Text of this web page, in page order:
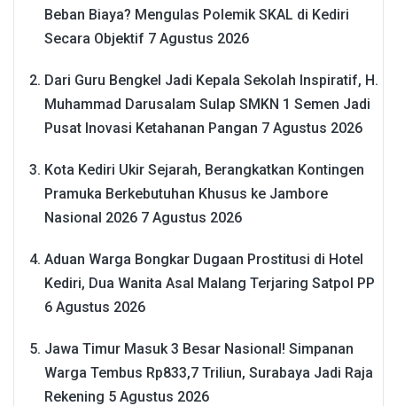
Beban Biaya? Mengulas Polemik SKAL di Kediri
Secara Objektif 7 Agustus 2026
Dari Guru Bengkel Jadi Kepala Sekolah Inspiratif, H.
Muhammad Darusalam Sulap SMKN 1 Semen Jadi
Pusat Inovasi Ketahanan Pangan 7 Agustus 2026
Kota Kediri Ukir Sejarah, Berangkatkan Kontingen
Pramuka Berkebutuhan Khusus ke Jambore
Nasional 2026 7 Agustus 2026
Aduan Warga Bongkar Dugaan Prostitusi di Hotel
Kediri, Dua Wanita Asal Malang Terjaring Satpol PP
6 Agustus 2026
Jawa Timur Masuk 3 Besar Nasional! Simpanan
Warga Tembus Rp833,7 Triliun, Surabaya Jadi Raja
Rekening 5 Agustus 2026